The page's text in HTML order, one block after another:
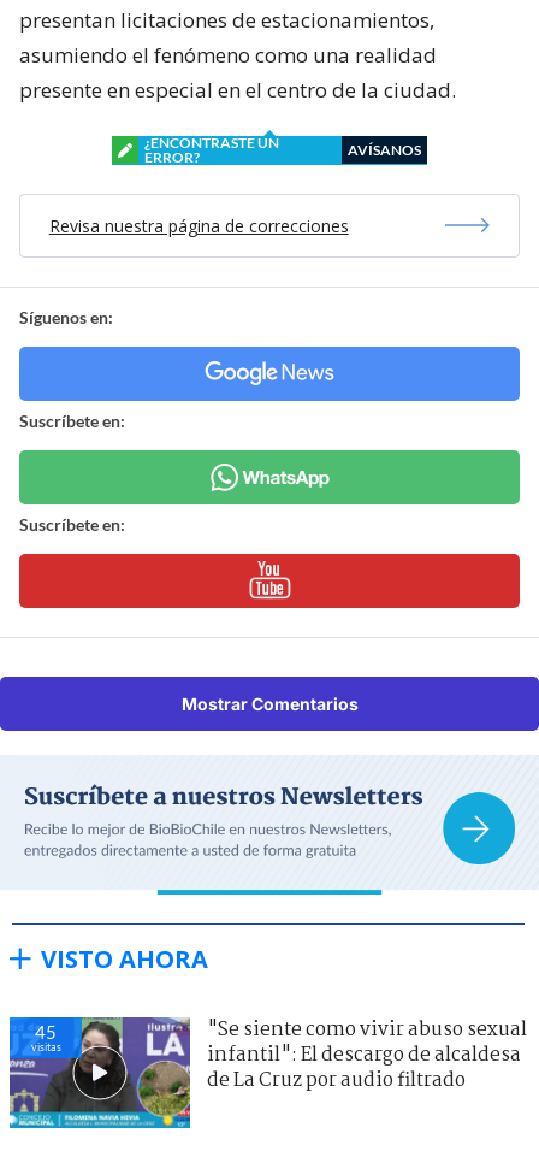
presentan licitaciones de estacionamientos,
asumiendo el fenómeno como una realidad
presente en especial en el centro de la ciudad.
¿ENCONTRASTE UN
ERROR?
AVÍSANOS
Revisa nuestra página de correcciones
Síguenos en:
Suscríbete en:
Suscríbete en:
Mostrar Comentarios
VISTO AHORA
45
visitas
"Se siente como vivir abuso sexual
infantil": El descargo de alcaldesa
de La Cruz por audio filtrado